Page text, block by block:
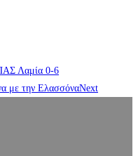
Λαμία 0-6
με την ΕλασσόναNext